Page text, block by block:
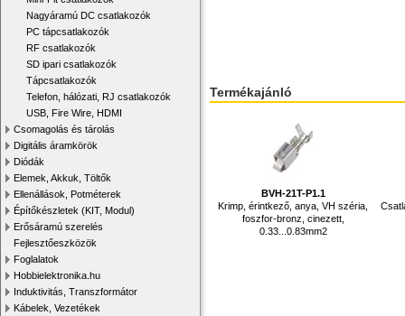
Nagyáramú DC csatlakozók
PC tápcsatlakozók
RF csatlakozók
SD ipari csatlakozók
Tápcsatlakozók
Telefon, hálózati, RJ csatlakozók
USB, Fire Wire, HDMI
Csomagolás és tárolás
Digitális áramkörök
Diódák
Elemek, Akkuk, Töltők
Ellenállások, Potméterek
Építőkészletek (KIT, Modul)
Erősáramú szerelés
Fejlesztőeszközök
Foglalatok
Hobbielektronika.hu
Induktivitás, Transzformátor
Kábelek, Vezetékek
Termékajánló
BVH-21T-P1.1
Krimp, érintkező, anya, VH széria,
foszfor-bronz, cinezett,
0.33...0.83mm2